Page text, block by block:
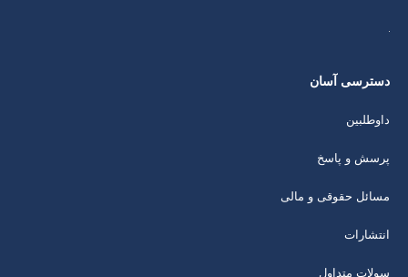
دسترسی آسان
داوطلبین
پرسش و پاسخ
مسائل حقوقی و مالی
انتشارات
سولات متداول